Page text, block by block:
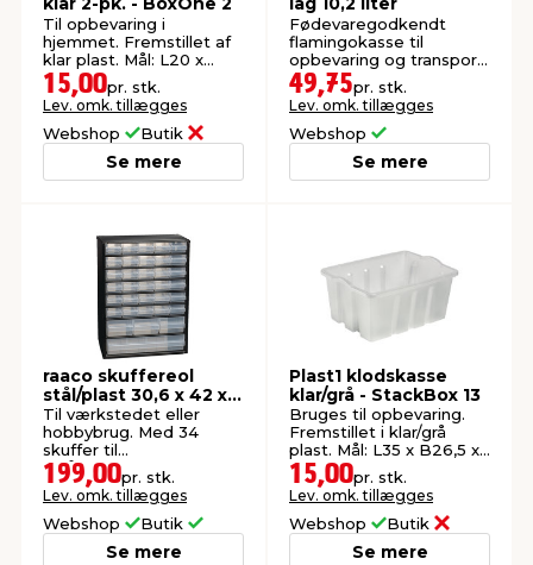
Til opbevaring i
hjemmet. Fremstillet af
klar plast. Mål: L20 x
B14,5 x H11,1 cm.
15,00pr. stk.
Lev. omk. tillægges
Webshop Butik
Se mere
Fødevaregodkendt
flamingokasse til
opbevaring og transport
af mad og drikkevarer.
49,75pr. stk.
Lev. omk. tillægges
Webshop
Se mere
raaco skuffereol
stål/plast 30,6 x 42 x
15 cm
Til værkstedet eller
hobbybrug. Med 34
skuffer til
småopbevaring.
199,00pr. stk.
Lev. omk. tillægges
Webshop Butik
Se mere
Plast1 klodskasse
klar/grå - StackBox 13
Bruges til opbevaring.
Fremstillet i klar/grå
plast. Mål: L35 x B26,5 x
H16,5 cm.
15,00pr. stk.
Lev. omk. tillægges
Webshop Butik
Se mere